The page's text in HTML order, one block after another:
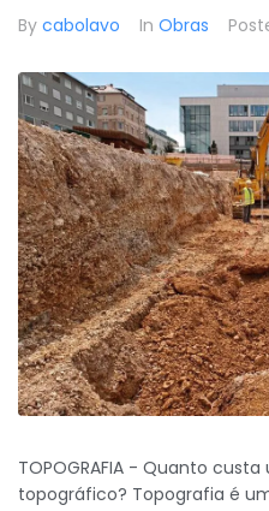
By cabolavo In Obras
TOPOGRAFIA - Quanto
topográfico? Topografia é